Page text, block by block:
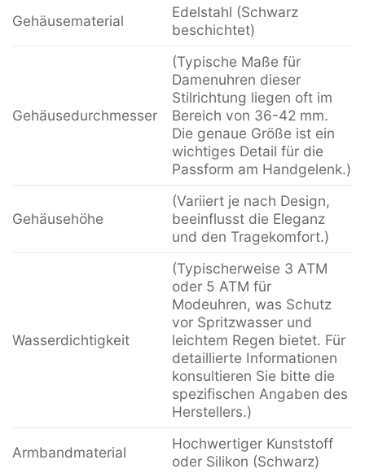
Gehäusematerial
Edelstahl (Schwarz
beschichtet)
Gehäusedurchmesser
(Typische Maße für
Damenuhren dieser
Stilrichtung liegen oft im
Bereich von 36-42 mm.
Die genaue Größe ist ein
wichtiges Detail für die
Passform am Handgelenk.)
Gehäusehöhe
(Variiert je nach Design,
beeinflusst die Eleganz
und den Tragekomfort.)
Wasserdichtigkeit
(Typischerweise 3 ATM
oder 5 ATM für
Modeuhren, was Schutz
vor Spritzwasser und
leichtem Regen bietet. Für
detaillierte Informationen
konsultieren Sie bitte die
spezifischen Angaben des
Herstellers.)
Armbandmaterial
Hochwertiger Kunststoff
oder Silikon (Schwarz)